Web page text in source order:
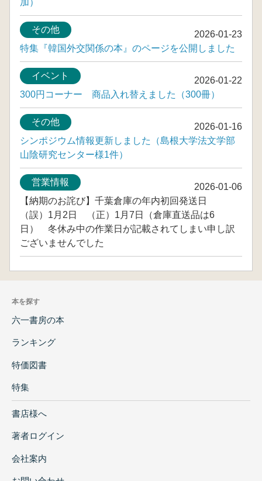
加）
2026-01-23
その他
特集『韓国外交関係の本』のページを公開しました
2026-01-22
イベント
300円コーナー 商品入れ替えました（300冊）
2026-01-16
その他
シンポジウム情報更新しました（島根大学法文学部
山陰研究センター様1件）
2026-01-06
営業情報
【納期のお詫び】千葉倉庫の年内初回発送日
（誤）1月2日 （正）1月7日（倉庫直送品は6
日） 冬休み中の作業日が記載されてしまい申し訳
ございませんでした
本を探す
六一書房の本
ランキング
特価図書
特集
書店様へ
著者ログイン
会社案内